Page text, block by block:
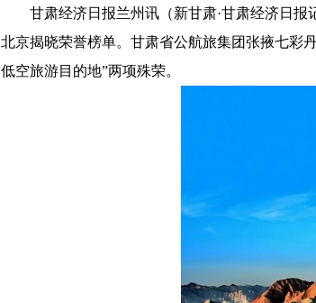
甘肃经济日报兰州讯（新甘肃·甘肃经济日
北京揭晓荣誉榜单。甘肃省公航旅集团张掖七彩
低空旅游目的地”两项殊荣。